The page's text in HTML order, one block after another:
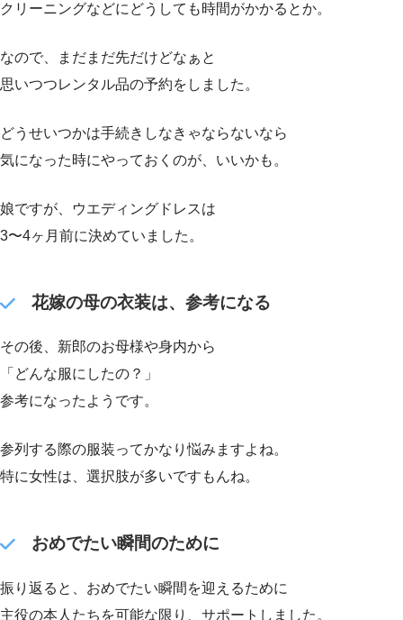
クリーニングなどにどうしても時間がかかるとか。
なので、まだまだ先だけどなぁと
思いつつレンタル品の予約をしました。
どうせいつかは手続きしなきゃならないなら
気になった時にやっておくのが、いいかも。
娘ですが、ウエディングドレスは
3〜4ヶ月前に決めていました。
花嫁の母の衣装は、参考になる
その後、新郎のお母様や身内から
「どんな服にしたの？」
参考になったようです。
参列する際の服装ってかなり悩みますよね。
特に女性は、選択肢が多いですもんね。
おめでたい瞬間のために
振り返ると、おめでたい瞬間を迎えるために
主役の本人たちを可能な限り、サポートしました。